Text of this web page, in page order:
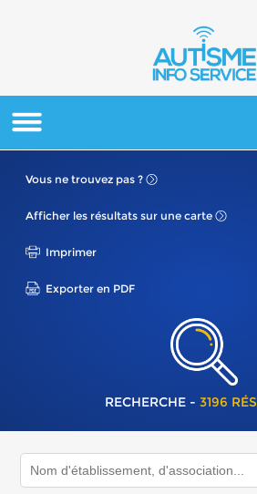
Vous ne trouvez pas ?
Afficher les résultats sur une carte
Imprimer
Exporter en PDF
RECHERCHE - 3196